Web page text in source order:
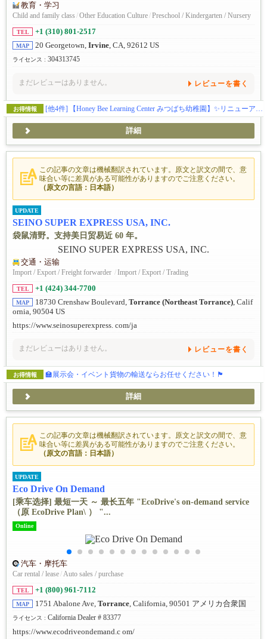
教育・学习
Child and family class /Other Education Culture/Preschool / Kindergarten / Nursery
TEL +1 (310) 801-2517
MAP 20 Georgetown, Irvine, CA, 92612 US
ライセンス : 304313745
まだレビューはありません。 レビューを書く
お得情報 [他4件] 【Honey Bee Learning Center みつばち幼稚園】✨️リニューアル✨️この秋、アーバインにある幼児教育施設ハニービーがお子様の可能性を広げる体験型スクールとして新しくなります(日本企業の学費補助対応)。🎨五感をフルに使って感性を磨くアート🔬好奇心と探求心を引き出すサイエンス🎶音感を身に付け表現力を豊かにする音楽・リトミック🏞️グロスモータースキルを築く自然学習🌸伝統的な文化に触れて楽しく学ぶ日本語／日本文化🧘‍♀️心と体幹を育てるキッズヨガ🔤元英会話講師によるイマージョン👆️手で思いを伝える手話🌍️異文化に触れるグローバルクラス等、新しいカリキュラムで学びのある毎日を提供します。(ベビークラス生後２ヶ月〜、トドラークラス２歳〜５歳)
詳細
この記事の文章は機械翻訳されています。原文と訳文の間で、意
味合い等に差異がある可能性がありますのでご注意ください。
（原文の言語：日本語）
UPDATE
SEINO SUPER EXPRESS USA, INC.
袋鼠清野。支持美日贸易近 60 年。
交通・运输
Import / Export / Freight forwarder /Import / Export / Trading
TEL +1 (424) 344-7700
MAP 18730 Crenshaw Boulevard, Torrance (Northeast Torrance) , Calif
ornia, 90504 US
https://www.seinosuperexpress. com/ja
まだレビューはありません。 レビューを書く
お得情報 🏫展示会・イベント貨物の輸送ならお任せください！🏴
詳細
この記事の文章は機械翻訳されています。原文と訳文の間で、意
味合い等に差異がある可能性がありますのでご注意ください。
（原文の言語：日本語）
UPDATE
Eco Drive On Demand
[乘车选择] 最短一天 ～ 最长五年 "EcoDrive's on-demand service
（原 EcoDrive Plan\ ） "...
Online
汽车・摩托车
Car rental / lease/Auto sales / purchase
TEL +1 (800) 961-7112
MAP 1751 Abalone Ave, Torrance, California, 90501 アメリカ合衆国
ライセンス : California Dealer # 83377
https://www.ecodriveondemand.c om/